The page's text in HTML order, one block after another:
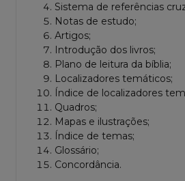
Sistema de referências
Notas de estudo;
Artigos;
Introdução dos livros;
Plano de leitura da bíblia;
Localizadores temáticos;
Índice de localizadores
Quadros;
Mapas e ilustrações;
Índice de temas;
Glossário;
Concordância.